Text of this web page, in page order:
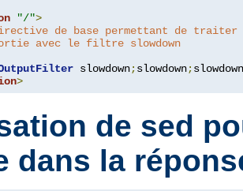
"/">
de base permettant de
avec le filtre slowdown
slowdown;slowdown;
>
de sed
dans la